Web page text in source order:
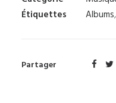
Étiquettes
Albums,
Partager